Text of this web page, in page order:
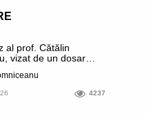
al prof. Cătălin
vizat de un dosar
a execuție
mai imundă parte a
inclusiv documente
4237